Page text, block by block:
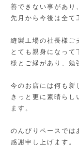
善できない事があり
先月から今後は全て
縫製工場の社長様ご
とても親身になって
様とご縁があり、 勉
今のお店には何も新
きっと更に素晴らし
ます。
のんびりペースでは
感謝申し上げます。